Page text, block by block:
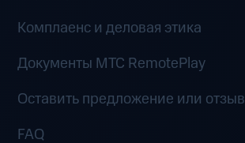
Комплаенс и деловая этика
Документы MTC RemotePlay
Оставить предложение или отзыв
FAQ